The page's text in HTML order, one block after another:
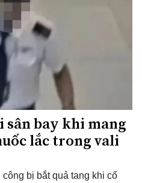
sân bay khi mang
lắc trong vali
bị bắt quả tang khi cố